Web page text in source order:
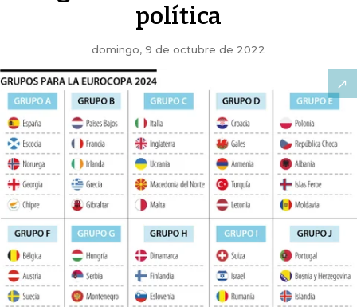
política
domingo, 9 de octubre de 2022